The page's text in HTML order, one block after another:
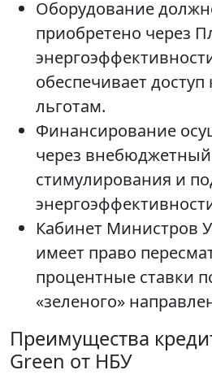
Оборудование
приобретено через
обеспечивает
льготам.
Финансирование
через
стимулирования и
Кабинет Министров
имеет право
процентные ставки
«зеленого»
Преимущества
Green от НБУ